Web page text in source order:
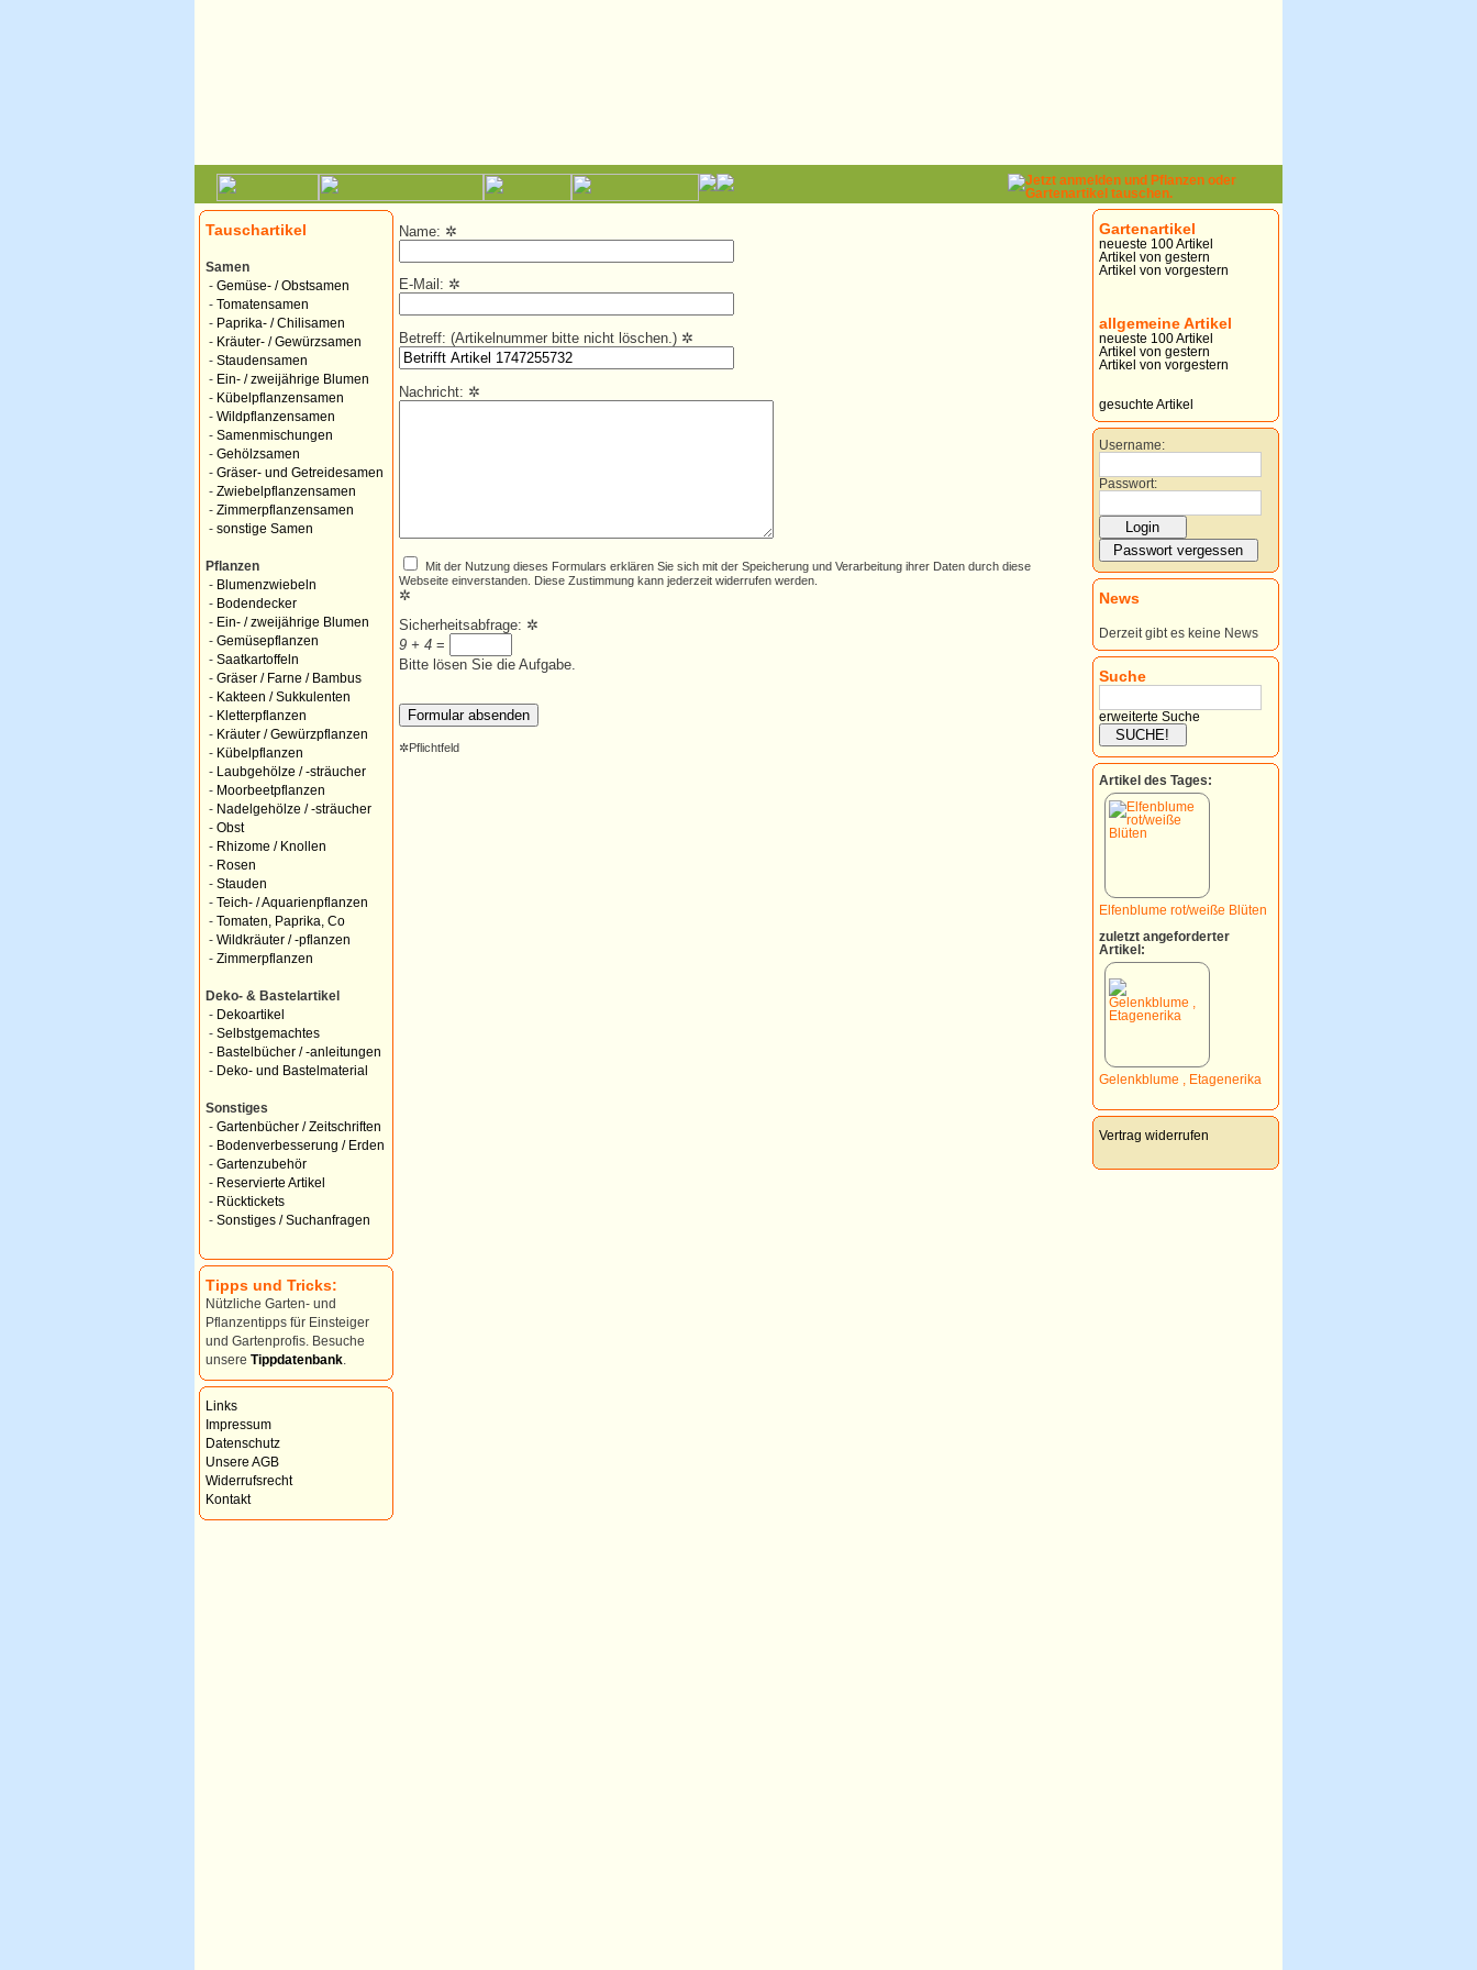
Tauschartikel
Samen
- Gemüse- / Obstsamen
- Tomatensamen
- Paprika- / Chilisamen
- Kräuter- / Gewürzsamen
- Staudensamen
- Ein- / zweijährige Blumen
- Kübelpflanzensamen
- Wildpflanzensamen
- Samenmischungen
- Gehölzsamen
- Gräser- und Getreidesamen
- Zwiebelpflanzensamen
- Zimmerpflanzensamen
- sonstige Samen
Pflanzen
- Blumenzwiebeln
- Bodendecker
- Ein- / zweijährige Blumen
- Gemüsepflanzen
- Saatkartoffeln
- Gräser / Farne / Bambus
- Kakteen / Sukkulenten
- Kletterpflanzen
- Kräuter / Gewürzpflanzen
- Kübelpflanzen
-
Laubgehölze / -sträucher
- Moorbeetpflanzen
- Nadelgehölze / -sträucher
- Obst
- Rhizome / Knollen
- Rosen
- Stauden
- Teich- / Aquarienpflanzen
- Tomaten, Paprika, Co
- Wildkräuter / -pflanzen
- Zimmerpflanzen
Deko- & Bastelartikel
- Dekoartikel
- Selbstgemachtes
- Bastelbücher / -anleitungen
- Deko- und Bastelmaterial
Sonstiges
- Gartenbücher / Zeitschriften
- Bodenverbesserung / Erden
- Gartenzubehör
- Reservierte Artikel
- Rücktickets
- Sonstiges / Suchanfragen
Tipps und Tricks:
Nützliche Garten- und
Pflanzentipps für Einsteiger
und Gartenprofis. Besuche
unsere Tippdatenbank
Links
Impressum
Datenschutz
Unsere AGB
Widerrufsrecht
Kontakt
Name: ✲
E-Mail: ✲
Betreff: (Artikelnummer bitte nicht löschen.) ✲
Nachricht: ✲
Mit der Nutzung dieses Formulars erklären Sie sich mit der Speicherung und Verarbeitung ihrer Daten durch diese
Webseite einverstanden. Diese Zustimmung kann jederzeit widerrufen werden.
✲
Sicherheitsabfrage: ✲
9 + 4 =
Bitte lösen Sie die Aufgabe.
✲Pflichtfeld
Gartenartikel
neueste 100 Artikel
Artikel von gestern
Artikel von vorgestern
allgemeine Artikel
neueste 100 Artikel
Artikel von gestern
Artikel von vorgestern
gesuchte Artikel
Username:
Passwort:
News
Derzeit gibt es keine News
Suche
erweiterte Suche
Artikel des Tages:
Elfenblume rot/weiße Blüten
zuletzt angeforderter
Artikel:
Gelenkblume , Etagenerika
Vertrag widerrufen